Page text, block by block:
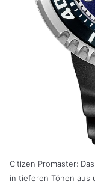
Citizen Promaster:
in tieferen Tönen aus